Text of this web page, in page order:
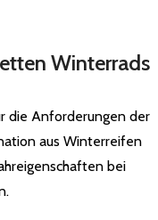
Winterrads
die Anforderungen der
aus Winterreifen
bei